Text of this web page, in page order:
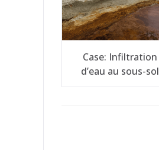
Case: Infiltration
d’eau au sous-sol